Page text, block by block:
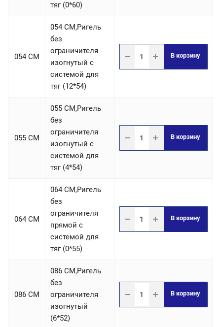
тяг (0*60)
054 СM
054 СM,Ригель
без
ограничителя
изогнутый с
системой для
тяг (12*54)
В корзину
055 СM
055 СM,Ригель
без
ограничителя
изогнутый с
системой для
тяг (4*54)
В корзину
064 СM
064 СM,Ригель
без
ограничителя
прямой с
системой для
тяг (0*55)
В корзину
086 СM
086 СM,Ригель
без
ограничителя
изогнутый
(6*52)
В корзину